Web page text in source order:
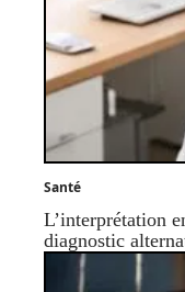
Santé
L’interprétation
diagnostic